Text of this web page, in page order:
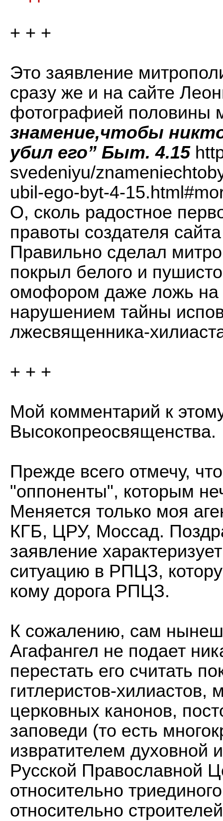
+ + +
Это заявление
сразу же и на сайте
фотографией половины
знамение,чтобы
убил его” Быт. 4.15
svedeniyu/
ubil-ego-byt-4-
О, сколь радостное
правоты создателя
Правильно сделал
покрыл белого и
омофором даже ложь на
нарушением тайны
лжесвященника-
+ + +
Мой комментарий к
Высокопреосвященства.
Прежде всего отмечу,
"оппоненты", которым
Меняется только моя
КГБ, ЦРУ, Моссад.
заявление
ситуацию в РПЦЗ,
кому дорога РПЦЗ.
К сожалению, сам
Агафангел не подает
перестать его считать
гитлеристов-хилиастов,
церковных канонов,
заповеди (то есть
извратителем духовной
Русской Православной
относительно
относительно